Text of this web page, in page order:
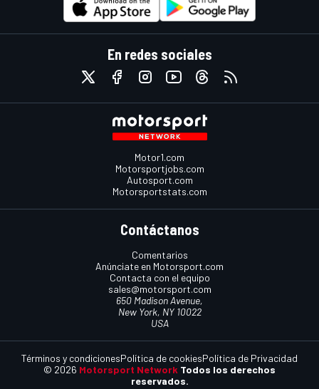
En redes sociales
Motor1.com
Motorsportjobs.com
Autosport.com
Motorsportstats.com
Contáctanos
Comentarios
Anúnciate en Motorsport.com
Contacta con el equipo
sales@motorsport.com
650 Madison Avenue,
New York, NY 10022
USA
© 2026 Motorsport Network Todos los derechos
reservados.
Términos y condicionesPolítica de cookiesPolítica de Privacidad